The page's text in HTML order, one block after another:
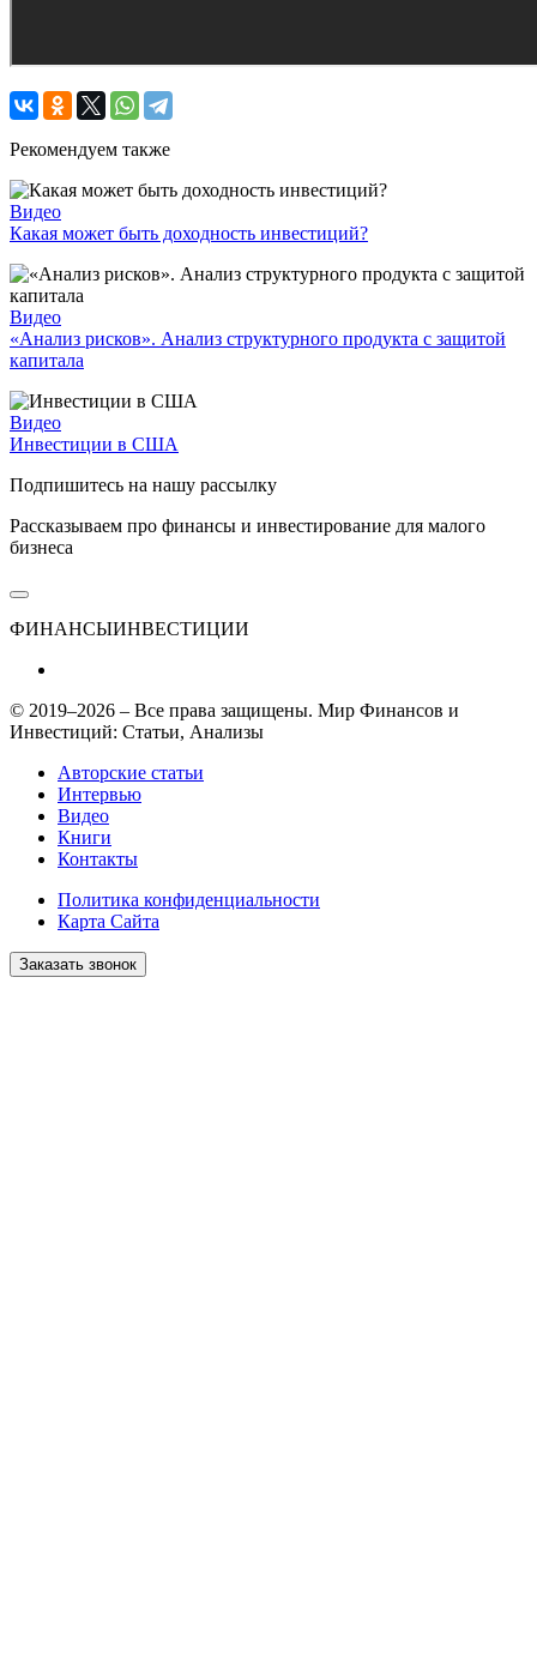
Рекомендуем также
Видео
Какая может быть доходность инвестиций?
Видео
«Анализ рисков». Анализ структурного продукта с защитой
капитала
Видео
Инвестиции в США
Подпишитесь на нашу рассылку
Рассказываем про финансы и инвестирование для малого
бизнеса
ФИНАНСЫИНВЕСТИЦИИ
© 2019–2026 – Все права защищены. Мир Финансов и
Инвестиций: Статьи, Анализы
Авторские статьи
Интервью
Видео
Книги
Контакты
Политика конфиденциальности
Карта Сайта
Заказать звонок